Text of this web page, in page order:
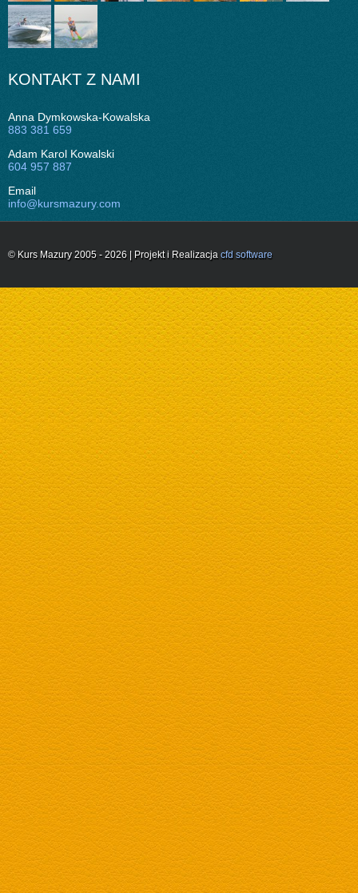
KONTAKT Z NAMI
Anna Dymkowska-Kowalska
883 381 659
Adam Karol Kowalski
604 957 887
Email
info@kursmazury.com
© Kurs Mazury 2005 - 2026 | Projekt i Realizacja cfd software